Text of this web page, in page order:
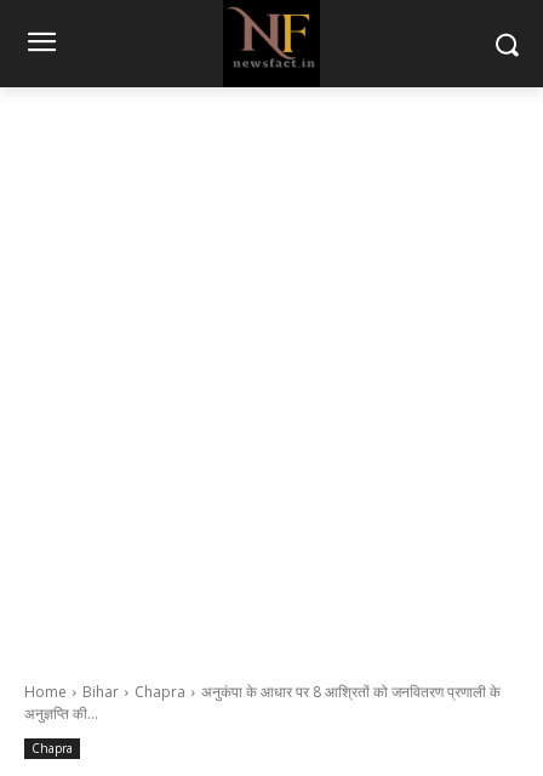
Home Bihar Chapra
अनुकंपा के आधार पर 8 आश्रितों को जनवितरण प्रणाली के
अनुज्ञप्ति की...
Chapra